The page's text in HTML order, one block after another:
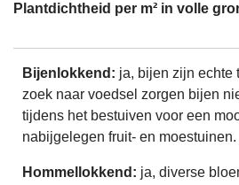
Plantdichtheid per m² in volle
Bijenlokkend: ja, bijen zijn echte
zoek naar voedsel zorgen bijen
tijdens het bestuiven voor een
nabijgelegen fruit- en moestuinen.
Hommellokkend: ja, diverse